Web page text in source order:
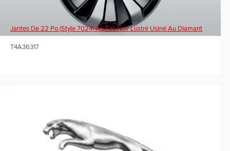
Jantes De 22 Po (Style 7024) Au Fini Noir Lustré Usiné Au Diamant
T4A36317